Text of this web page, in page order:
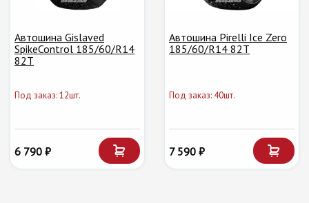
Автошина Gislaved
SpikeControl 185/60/R14
82T
Под заказ: 12шт.
6 790 ₽
Автошина Pirelli Ice Zero
185/60/R14 82T
Под заказ: 40шт.
7 590 ₽